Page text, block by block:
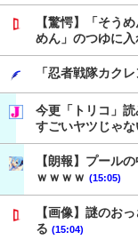
【驚愕】「そう
めん」のつゆに
「忍者戦隊カク
今更「トリコ」
すごいヤツじゃな
【朗報】プール
ｗｗｗｗ (15:05)
【画像】謎のお
る (15:04)